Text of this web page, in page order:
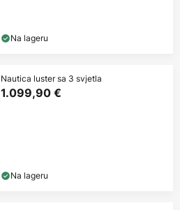
Na lageru
Nautica luster sa 3 svjetla
1.099,90 €
Na lageru